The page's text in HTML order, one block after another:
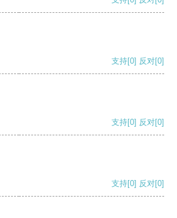
支持[0] 反对[0]
支持[0] 反对[0]
支持[0] 反对[0]